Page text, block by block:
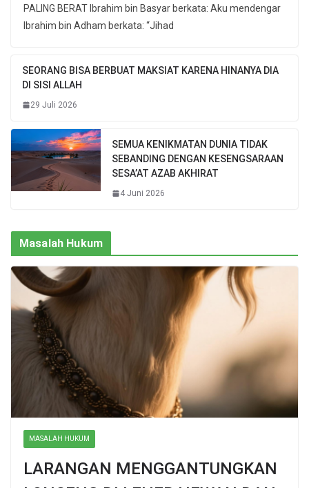
PALING BERAT Ibrahim bin Basyar berkata: Aku mendengar
Ibrahim bin Adham berkata: “Jihad
SEORANG BISA BERBUAT MAKSIAT KARENA HINANYA DIA
DI SISI ALLAH
29 Juli 2026
SEMUA KENIKMATAN DUNIA TIDAK
SEBANDING DENGAN KESENGSARAAN
SESA’AT AZAB AKHIRAT
4 Juni 2026
Masalah Hukum
MASALAH HUKUM
LARANGAN MENGGANTUNGKAN